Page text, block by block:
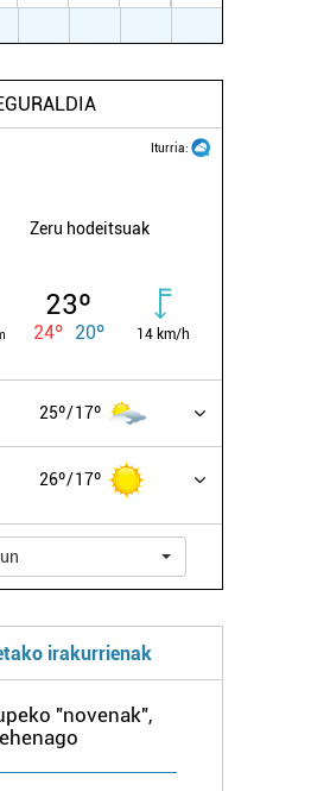
Iturria:
Zeru hodeitsuak
23º
24º 20º 14 km/h
25º 17º
26º 17º
irakurrienak
"novenak",